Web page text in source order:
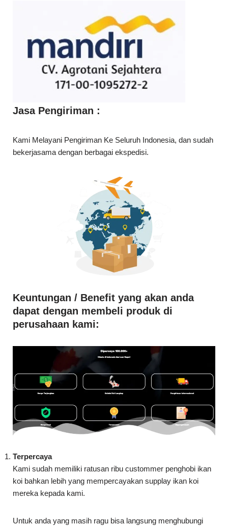
Jasa Pengiriman :
Kami Melayani Pengiriman Ke Seluruh Indonesia, dan sudah
Keuntungan / Benefit yang akan anda
perusahaan kami:
Terpercaya
koi bahkan lebih yang mempercayakan supplay ikan koi
mereka kepada kami.
Untuk anda yang masih ragu bisa langsung menghubungi
dengan kami atau bisa langsung datang ke farm kami akan